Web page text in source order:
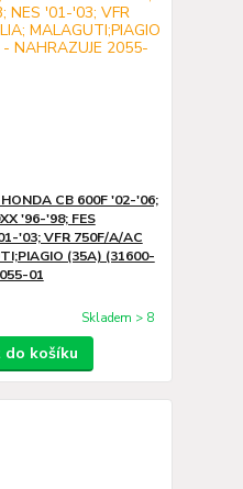
CB 600F '02-'06;
'96-'98; FES
'03; VFR 750F/A/AC
(35A) (31600-
01
Skladem > 8
do košíku